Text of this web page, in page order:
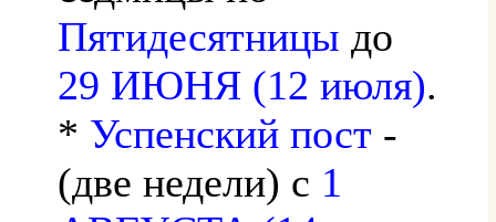
Пятидесятницы до
29 ИЮНЯ (12 июля).
* Успенский пост -
(две недели) с 1